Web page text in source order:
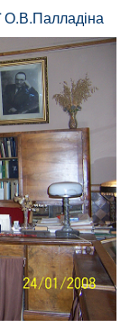
О.В.Палладіна